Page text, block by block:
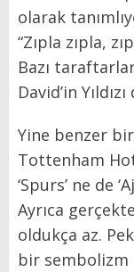
olarak
“Zıpla zıpla,
Bazı
David’in
Yine benzer
Tottenham
‘Spurs’ ne de
Ayrıca
oldukça az.
bir sembolizm